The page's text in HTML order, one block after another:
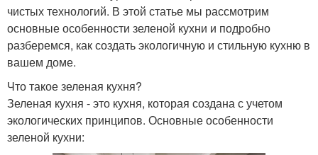
чистых технологий. В этой статье мы рассмотрим
основные особенности зеленой кухни и подробно
разберемся, как создать экологичную и стильную кухню в
вашем доме.
Что такое зеленая кухня?
Зеленая кухня - это кухня, которая создана с учетом
экологических принципов. Основные особенности
зеленой кухни: